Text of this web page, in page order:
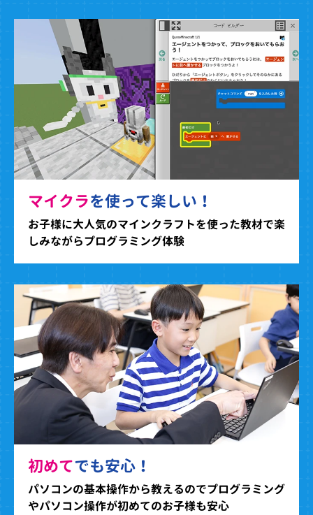
マイクラを使って楽しい！
お子様に大人気のマインクラフトを使った教材で楽
しみながらプログラミング体験
初めてでも安心！
パソコンの基本操作から教えるのでプログラミング
やパソコン操作が初めてのお子様も安心